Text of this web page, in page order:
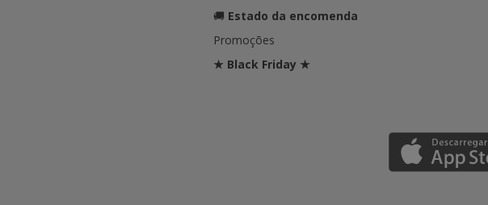
🚚 Estado da encomenda
Promoções
★ Black Friday ★